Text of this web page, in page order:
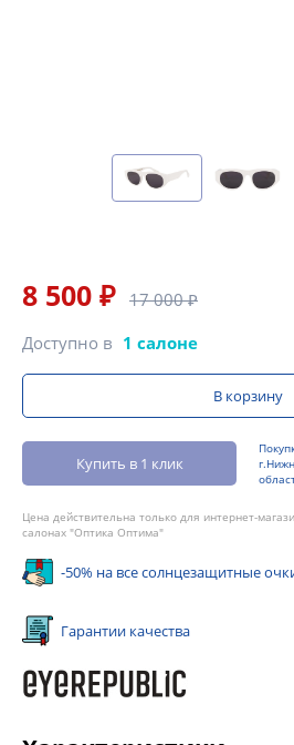
8 500 ₽ 17 000 ₽
Доступно в 1 салоне
В корзину
Купить в 1 клик
Цена действительна только для интернет-
салонах "Оптика Оптима"
-50% на все солнцезащитные
Гарантии качества